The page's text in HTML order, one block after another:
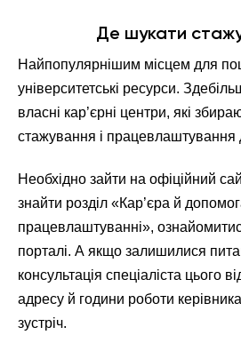
Де шукати
Найпопулярнішим місцем для
університетські ресурси.
власні кар’єрні центри, які
стажування і працевлаштування
Необхідно зайти на офіційний
знайти розділ «Кар’єра й
працевлаштуванні»,
порталі. А якщо залишилися
консультація спеціаліста цього
адресу й години роботи
зустріч.